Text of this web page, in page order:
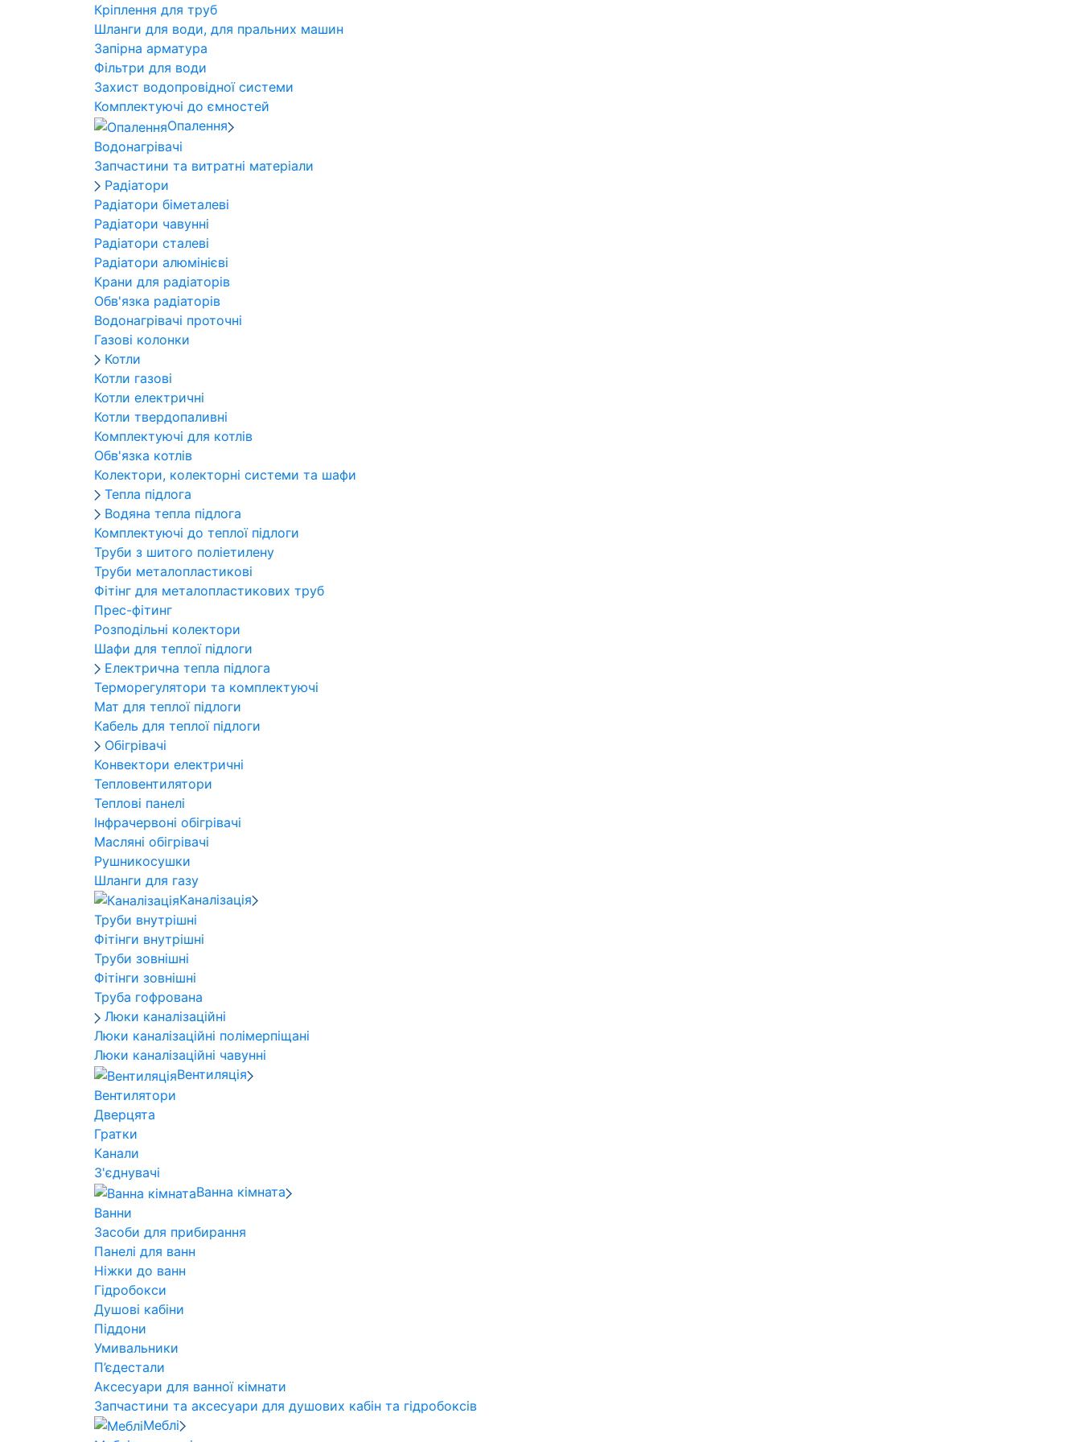
Кріплення для труб
Шланги для води, для пральних машин
Запірна арматура
Фільтри для води
Захист водопровідної системи
Комплектуючі до ємностей
Опалення
Водонагрівачі
Запчастини та витратні матеріали
Радіатори
Радіатори біметалеві
Радіатори чавунні
Радіатори сталеві
Радіатори алюмінієві
Крани для радіаторів
Обв'язка радіаторів
Водонагрівачі проточні
Газові колонки
Котли
Котли газові
Котли електричні
Котли твердопаливні
Комплектуючі для котлів
Обв'язка котлів
Колектори, колекторні системи та шафи
Тепла підлога
Водяна тепла підлога
Комплектуючі до теплої підлоги
Труби з шитого поліетилену
Труби металопластикові
Фітінг для металопластикових труб
Прес-фітинг
Розподільні колектори
Шафи для теплої підлоги
Електрична тепла підлога
Терморегулятори та комплектуючі
Мат для теплої підлоги
Кабель для теплої підлоги
Обігрівачі
Конвектори електричні
Тепловентилятори
Теплові панелі
Інфрачервоні обігрівачі
Масляні обігрівачі
Рушникосушки
Шланги для газу
Каналізація
Труби внутрішні
Фітінги внутрішні
Труби зовнішні
Фітінги зовнішні
Труба гофрована
Люки каналізаційні
Люки каналізаційні полімерпіщані
Люки каналізаційні чавунні
Вентиляція
Вентилятори
Дверцята
Гратки
Канали
З'єднувачі
Ванна кімната
Ванни
Засоби для прибирання
Панелі для ванн
Ніжки до ванн
Гідробокси
Душові кабіни
Піддони
Умивальники
П’єдестали
Аксесуари для ванної кімнати
Запчастини та аксесуари для душових кабін та гідробоксів
Меблі